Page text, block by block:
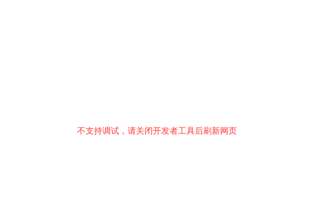
不支持调试，请关闭开发者工具后刷新网页